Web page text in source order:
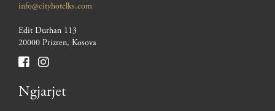
info@cityhotelks.com
Edit Durhan 113
20000 Prizren, Kosova
Ngjarjet